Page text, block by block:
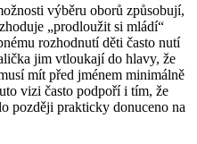
výběru oborů způsobují,
„prodloužit si mládí“
rozhodnutí děti často nutí
jim vtloukají do hlavy, že
mít před jménem minimálně
vizi často podpoří i tím, že
později prakticky donuceno na